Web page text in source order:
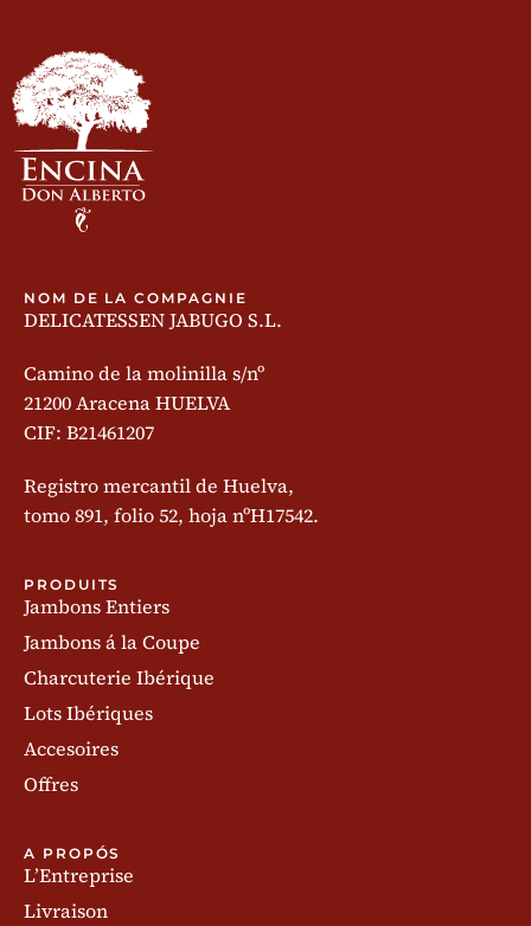
NOM DE LA COMPAGNIE
DELICATESSEN JABUGO S.L.
Camino de la molinilla s/nº
21200 Aracena HUELVA
CIF: B21461207
Registro mercantil de Huelva,
tomo 891, folio 52, hoja nºH17542.
PRODUITS
Jambons Entiers
Jambons á la Coupe
Charcuterie Ibérique
Lots Ibériques
Accesoires
Offres
A PROPÓS
L’Entreprise
Livraison